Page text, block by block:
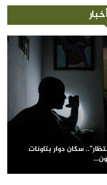
سكان دوار بتاونات